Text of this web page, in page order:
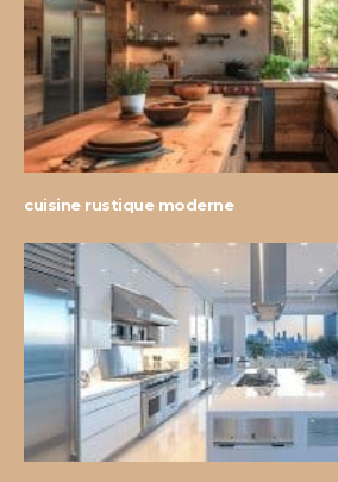
cuisine rustique moderne